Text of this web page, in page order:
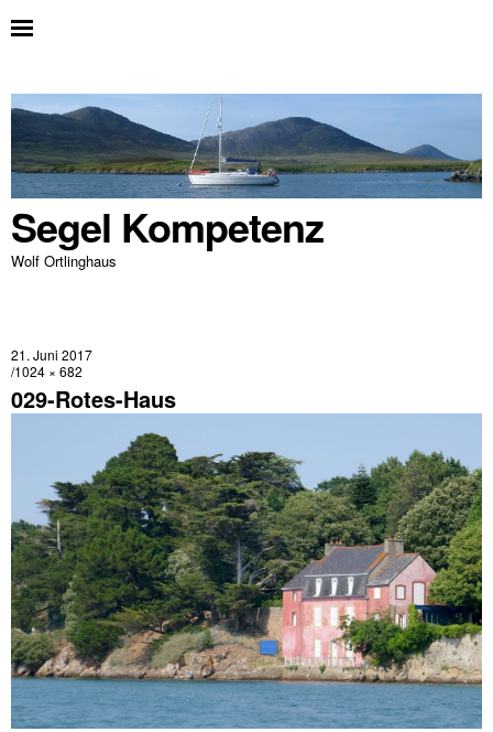
Segel Kompetenz
Wolf Ortlinghaus
21. Juni 2017
1024 × 682
029-Rotes-Haus